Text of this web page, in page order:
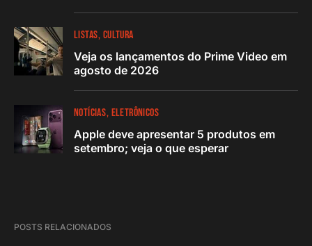
LISTAS CULTURA
Veja os lançamentos do Prime Video em
agosto de 2026
NOTÍCIAS ELETRÔNICOS
Apple deve apresentar 5 produtos em
setembro; veja o que esperar
POSTS RELACIONADOS